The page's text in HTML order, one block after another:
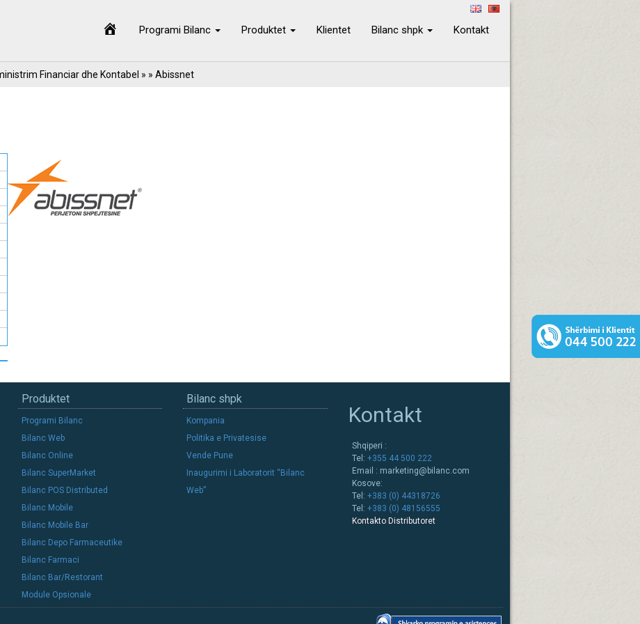
Programi Bilanc Produktet Klientet Bilanc shpk Kontakt
Financiar dhe Kontabel » » Abissnet
Produktet
Programi Bilanc
Bilanc Web
Bilanc Online
Bilanc SuperMarket
Bilanc POS Distributed
Bilanc Mobile
Bilanc Mobile Bar
Bilanc Depo Farmaceutike
Bilanc Farmaci
Bilanc Bar/Restorant
Module Opsionale
Bilanc shpk
Kompania
Politika e Privatesise
Vende Pune
Inaugurimi i Laboratorit “Bilanc
Web”
Kontakt
Shqiperi :
Tel: +355 44 500 222
Email : marketing@bilanc.com
Kosove:
Tel: +383 (0) 44318726
Tel: +383 (0) 48156555
Kontakto Distributoret